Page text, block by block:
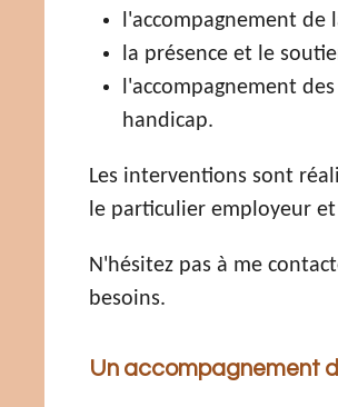
l'accompagnement
la présence et le
l'accompagnement
handicap.
Les interventions sont
le particulier employeur
N'hésitez pas à me
besoins.
Un accompagnement